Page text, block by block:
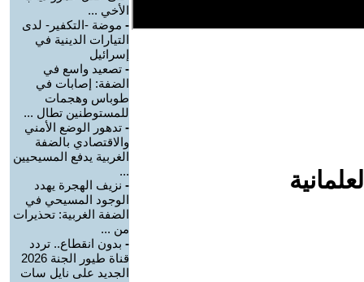
الأخي ...
- موضة -التكفير- لدى
التيارات الدينية في
إسرائيل
- تصعيد واسع في
الضفة: إصابات في
طوباس وهجمات
للمستوطنين تطال ...
- تدهور الوضع الأمني
والاقتصادي بالضفة
الغربية يدفع المسيحيين
...
- نزيف الهجرة يهدد
الوجود المسيحي في
الضفة الغربية: تحذيرات
من ...
- بدون انقطاع.. تردد
قناة طيور الجنة 2026
الجديد على نايل سات